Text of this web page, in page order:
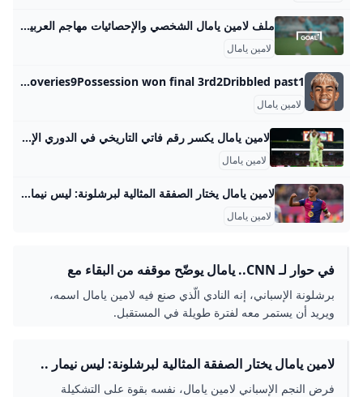
ملف لامين يامال الشخصي والإحصائيات مهاجم العربية Goal.com استكشف الملف الشخصي للاعب مهاجم لامين يامال على GOAL، بما في ذلك إحصائيات مسيرته المهنية، وإنجازاته، وأحدث الأخبار والمزيد. برشلونة
لامين يامال
Lamine Yamal - stats career and market value Lamine Yamal, Team: Barcelona, Age: 18, Country: Spain, Height: 180 cm, Preferred foot: Left, Shirt: 10, Market value: €182.4M Barcelona Stats compared to other attacking midfielders/wingers On target: 35%TotalPer 90 Goals2Expected goals (xG)1.61xG on target (xGOT)1.65Penalty goals1Non-penalty xG0.82Shots20Shots on target7 Passing Assists2Expected assists (xA)1.17Successful passes96Pass accuracy80.0%Chances created7Successful crosses4Cross accuracy33.3% Possession Successful dribbles18Dribble success52.9%Touches232Touches in opposition box34Dispossessed2Fouls won7Penalties awarded1 Defending Tackles won5Tackles won %71.4%Duels won32Duels won %57.1%Fouls committed4Recoveries9Possession won final 3rd2Dribbled past1
لامين يامال
لامين يامال يكسر رقم فاتي التاريخي في الدوري الإسباني - اليوم السابع ‘واصل النجم الشاب لامين يامال لاعب برشلونة كتابة التاريخ في الدوري الإسباني، بعدما أصبح أصغر لاعب من مواليد القرن الحادي والعشرين يسجل 15 هدفًا في “الليجا”’ لامين يامال يكسر رقم فاتي التاريخي في الدوري الإسباني الأربعاء، 20 أغسطس 2025 08:42 م برشلونة انسو فاتي الدوري الاسباني الليجا ريال مايوركا اخبار برشلونة الأربعاء، 20 أغسطس 2025 08:22 مالأربعاء، 20 أغسطس 2025 07:49 مالأربعاء، 20 أغسطس 2025 06:58 مالأربعاء، 20 أغسطس 2025 06:55 مالأربعاء، 20 أغسطس 2025 06:24 م
لامين يامال
لامين يامال يختار الصفقة المثالية لبرشلونة: ليس نيمار .. وأتمنى ضم نجم بايرن ميونخ! السعودية Goal.com فرض النجم الإسباني لامين يامال، نفسه بقوة على التشكيلة الأساسية لفريق برشلونة، بل وأصبح من الأعمدة الرئيسية في مشروع النادي الكتالوني للمستقبل.
لامين يامال
في حوار لـ CNN.. يامال يوضّح موقفه من البقاء مع
برشلونة
برشلونة الإسباني، إنه النادي الّذي صنع فيه لامين يامال اسمه،
ويريد أن يستمر معه لفترة طويلة في المستقبل.
لامين يامال يختار الصفقة المثالية لبرشلونة: ليس نيمار ..
وأتمنى ضم نجم بايرن ميونخ! السعودية GOAL.COM
فرض النجم الإسباني لامين يامال، نفسه بقوة على التشكيلة